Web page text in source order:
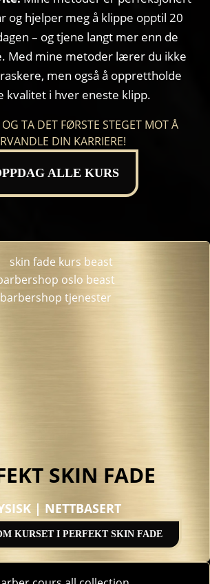
og hjelper meg å klippe opptil 20
– og tjene langt mer enn de
Med mine metoder lærer du ikke
men også å opprettholde
kvalitet i hver eneste klipp.
TA DET FØRSTE STEGET MOT Å
DIN KARRIERE!
ALLE KURS
SKIN FADE
| NETTBASERT
KURSET I PERFEKT SKIN FADE